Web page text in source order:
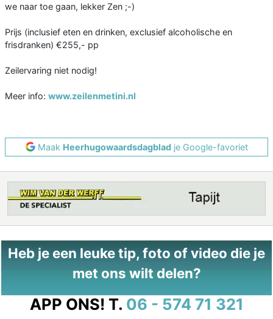
we naar toe gaan, lekker Zen ;-)
Prijs (inclusief eten en drinken, exclusief alcoholische en
frisdranken) €255,- pp
Zeilervaring niet nodig!
Meer info: www.zeilenmetini.nl
Maak Heerhugowaardsdagbladje Google-favoriet
Heb je een leuke tip, foto of video die je
met ons wilt delen?
APP ONS! T. 06 - 574 71 321